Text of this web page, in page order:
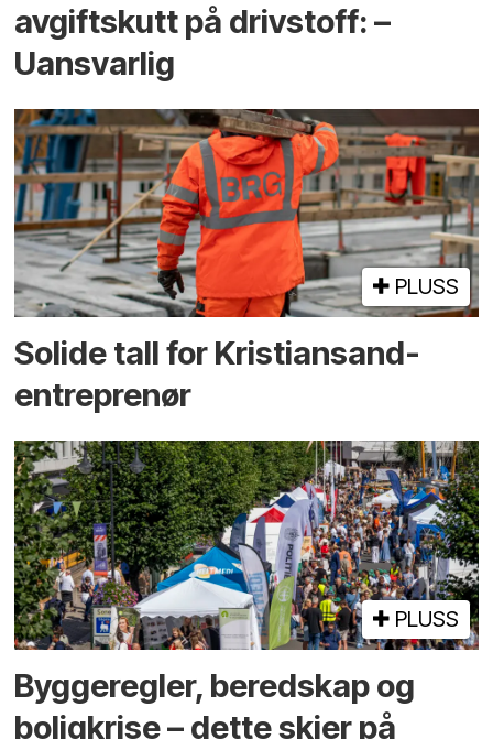
avgiftskutt på drivstoff: –
Uansvarlig
PLUSS
Solide tall for Kristiansand-
entreprenør
PLUSS
Bygge­regler, beredskap og
bolig­krise – dette skjer på